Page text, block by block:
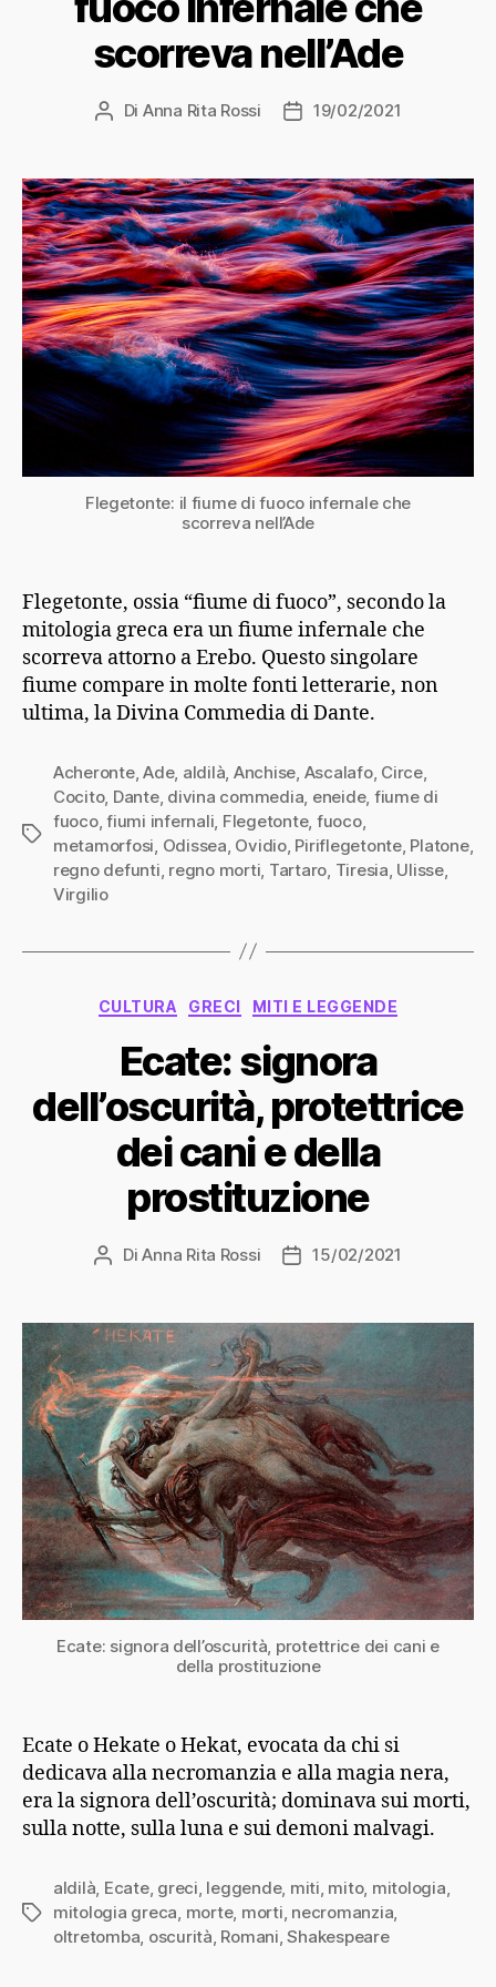
scorreva nell’Ade
Autore
Di Anna Rita Rossi
Data19/02/2021
Flegetonte: il fiume di fuoco infernale che
scorreva nell’Ade
Flegetonte, ossia “fiume di fuoco”, secondo la
mitologia greca era un fiume infernale che
scorreva attorno a Erebo. Questo singolare
fiume compare in molte fonti letterarie, non
ultima, la Divina Commedia di Dante.
Tag
Acheronte,Ade, aldilà Anchise Ascalafo, Circe,
Cocito, Dante, divina commedia eneide, fiume di
fuoco,fiumi infernali Flegetonte, fuoco,
metamorfosi Odissea Ovidio, Piriflegetonte, Platone,
regno defunti regno morti Tartaro Tiresia Ulisse,
Virgilio
Categorie
CULTURA GRECI MITI E LEGGENDE
Ecate: signora
dell’oscurità, protettrice
dei cani e della
prostituzione
Autore
DiAnna Rita Rossi
Data15/02/2021
Ecate: signora dell’oscurità, protettrice dei cani e
della prostituzione
Ecate o Hekate o Hekat, evocata da chi si
dedicava alla necromanzia e alla magia nera,
era la signora dell’oscurità; dominava sui morti,
sulla notte, sulla luna e sui demoni malvagi.
Tag
aldilà, Ecate, greci, leggende, miti, mito, mitologia,
mitologia greca, morte, morti, necromanzia,
oltretomba, oscurità, Romani,Shakespeare